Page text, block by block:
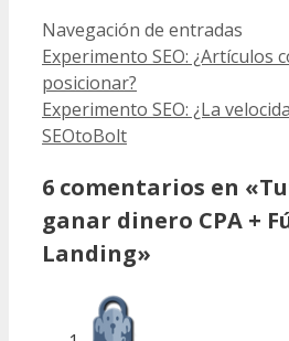
Navegación de entradas
Experimento SEO: ¿Artículos
posicionar?
Experimento SEO: ¿La
SEOtoBolt
6 comentarios en
ganar dinero CPA +
Landing»